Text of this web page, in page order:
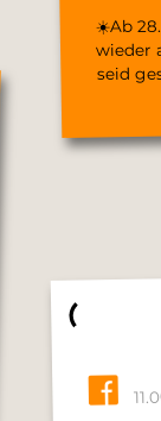
☀️Ab
wieder
seid